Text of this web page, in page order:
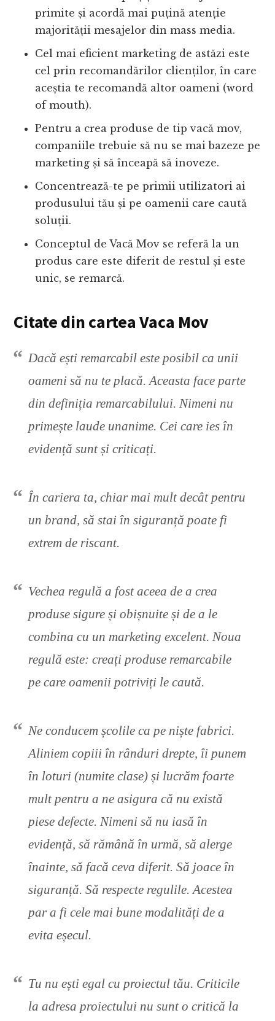
primite și acordă mai puțină atenție
majorității mesajelor din mass media.
Cel mai eficient marketing de astăzi este
cel prin recomandărilor clienților, în care
aceștia te recomandă altor oameni (word
of mouth).
Pentru a crea produse de tip vacă mov,
companiile trebuie să nu se mai bazeze pe
marketing și să înceapă să inoveze.
Concentrează-te pe primii utilizatori ai
produsului tău și pe oamenii care caută
soluții.
Conceptul de Vacă Mov se referă la un
produs care este diferit de restul și este
unic, se remarcă.
Citate din cartea Vaca Mov
Dacă ești remarcabil este posibil ca unii
oameni să nu te placă. Aceasta face parte
din definiția remarcabilului. Nimeni nu
primește laude unanime. Cei care ies în
evidență sunt și criticați.
În cariera ta, chiar mai mult decât pentru
un brand, să stai în siguranță poate fi
extrem de riscant.
Vechea regulă a fost aceea de a crea
produse sigure și obișnuite și de a le
combina cu un marketing excelent. Noua
regulă este: creați produse remarcabile
pe care oamenii potriviți le caută.
Ne conducem școlile ca pe niște fabrici.
Aliniem copiii în rânduri drepte, îi punem
în loturi (numite clase) și lucrăm foarte
mult pentru a ne asigura că nu există
piese defecte. Nimeni să nu iasă în
evidență, să rămână în urmă, să alerge
înainte, să facă ceva diferit. Să joace în
siguranță. Să respecte regulile. Acestea
par a fi cele mai bune modalități de a
evita eșecul.
Tu nu ești egal cu proiectul tău. Criticile
la adresa proiectului nu sunt o critică la